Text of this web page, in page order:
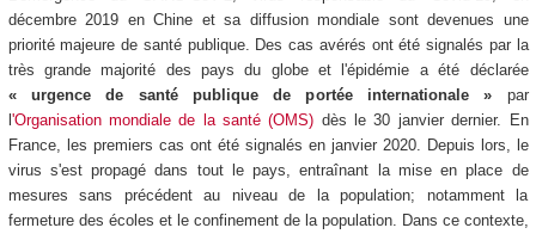
décembre 2019 en Chine et sa diffusion mondiale sont devenues une
priorité majeure de santé publique. Des cas avérés ont été signalés par la
très grande majorité des pays du globe et l'épidémie a été déclarée
« urgence de santé publique de portée internationale » par
l'Organisation mondiale de la santé (OMS) dès le 30 janvier dernier. En
France, les premiers cas ont été signalés en janvier 2020. Depuis lors, le
virus s'est propagé dans tout le pays, entraînant la mise en place de
mesures sans précédent au niveau de la population; notamment la
fermeture des écoles et le confinement de la population. Dans ce contexte,